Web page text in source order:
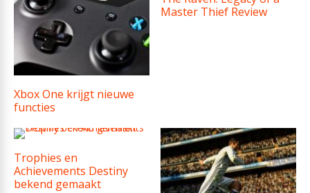
Xbox One krijgt nieuwe
functies
Master Thief Review
Trophies en
Achievements Destiny
bekend gemaakt